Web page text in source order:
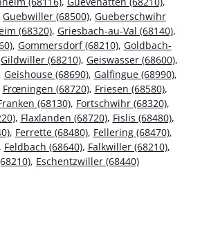
Guebwiller (68500), Gueberschwihr
(68320), Griesbach-au-Val (68140),
, Gommersdorf (68210), Goldbach-
Gildwiller (68210), Geiswasser (68600),
Geishouse (68690), Galfingue (68990),
Frœningen (68720), Friesen (68580),
(68130), Fortschwihr (68320),
, Flaxlanden (68720), Fislis (68480),
, Ferrette (68480), Fellering (68470),
Feldbach (68640), Falkwiller (68210),
, Eschentzwiller (68440)